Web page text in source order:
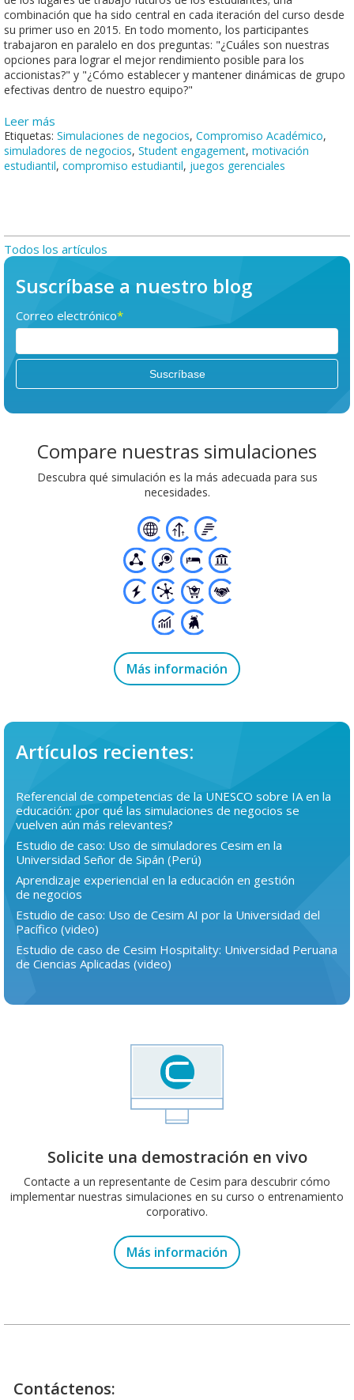
combinación que ha sido central en cada iteración del curso desde
su primer uso en 2015. En todo momento, los participantes
trabajaron en paralelo en dos preguntas: "¿Cuáles son nuestras
opciones para lograr el mejor rendimiento posible para los
accionistas?" y "¿Cómo establecer y mantener dinámicas de grupo
efectivas dentro de nuestro equipo?"
Leer más
Etiquetas: Simulaciones de negocios, Compromiso Académico,
simuladores de negocios, Student engagement, motivación
estudiantil, compromiso estudiantil, juegos gerenciales
Todos los artículos
Suscríbase a nuestro blog
Correo electrónico*
Compare nuestras simulaciones
Descubra qué simulación es la más adecuada para sus
necesidades.
Más información
Artículos recientes:
Referencial de competencias de la UNESCO sobre IA en la
educación: ¿por qué las simulaciones de negocios se
vuelven aún más relevantes?
Estudio de caso: Uso de simuladores Cesim en la
Universidad Señor de Sipán (Perú)
Aprendizaje experiencial en la educación en gestión
de negocios
Estudio de caso: Uso de Cesim AI por la Universidad del
Pacífico (video)
Estudio de caso de Cesim Hospitality: Universidad Peruana
de Ciencias Aplicadas (video)
Solicite una demostración en vivo
Contacte a un representante de Cesim para descubrir cómo
implementar nuestras simulaciones en su curso o entrenamiento
corporativo.
Más información
Contáctenos: